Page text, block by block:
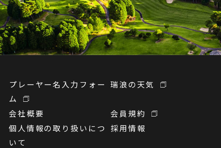
プレーヤー名入力フォー
ム
瑞浪の天気
会社概要
会員規約
個人情報の取り扱いにつ
いて
採用情報